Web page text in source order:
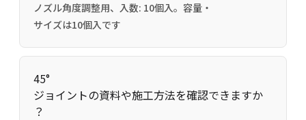
ノズル角度調整用、入数: 10個入。容量・
サイズは10個入です
45°
ジョイントの資料や施工方法を確認できますか
？